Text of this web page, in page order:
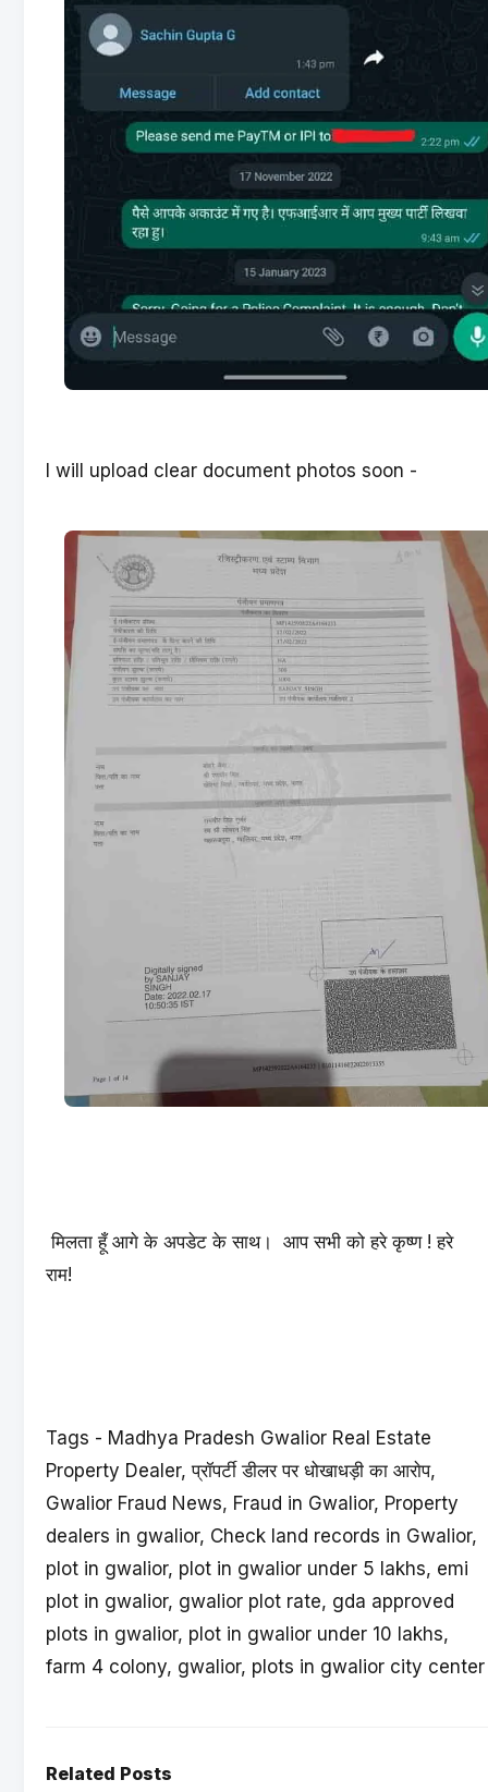
I will upload clear document photos soon -
मिलता हूँ आगे के अपडेट के साथ। आप सभी को हरे कृष्ण ! हरे
राम!
Tags - Madhya Pradesh Gwalior Real Estate
Property Dealer, प्रॉपर्टी डीलर पर धोखाधड़ी का आराेप,
Gwalior Fraud News, Fraud in Gwalior, Property
dealers in gwalior, Check land records in Gwalior,
plot in gwalior, plot in gwalior under 5 lakhs, emi
plot in gwalior, gwalior plot rate, gda approved
plots in gwalior, plot in gwalior under 10 lakhs,
farm 4 colony, gwalior, plots in gwalior city center
Related Posts